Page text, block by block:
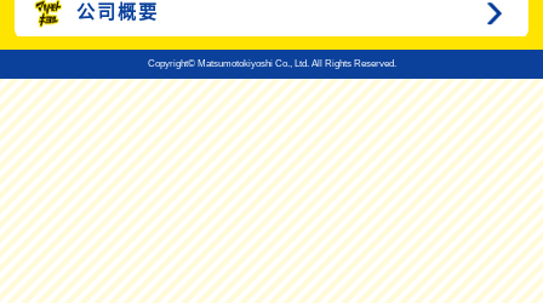
公司概要
Copyright© Matsumotokiyoshi Co., Ltd. All Rights Reserved.